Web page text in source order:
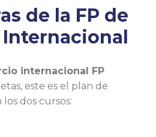
de la FP de
internacional FP
este es el plan de
dos cursos: